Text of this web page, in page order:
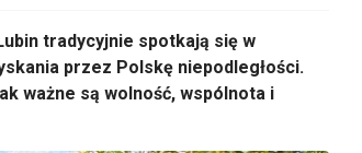
tradycyjnie spotkają się w
przez Polskę niepodległości.
ważne są wolność, wspólnota i